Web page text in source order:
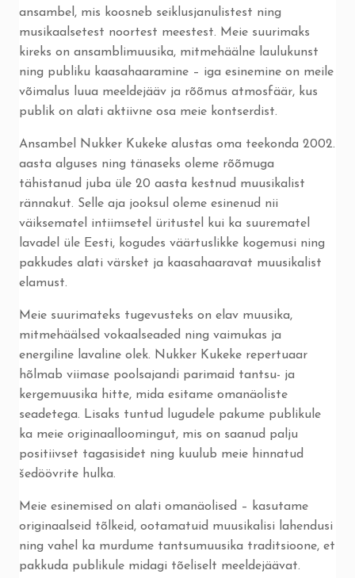
ansambel, mis koosneb seiklusjanulistest ning
musikaalsetest noortest meestest. Meie suurimaks
kireks on ansamblimuusika, mitmehäälne laulukunst
ning publiku kaasahaaramine – iga esinemine on meile
võimalus luua meeldejääv ja rõõmus atmosfäär, kus
publik on alati aktiivne osa meie kontserdist.
Ansambel Nukker Kukeke alustas oma teekonda 2002.
aasta alguses ning tänaseks oleme rõõmuga
tähistanud juba üle 20 aasta kestnud muusikalist
rännakut. Selle aja jooksul oleme esinenud nii
väiksematel intiimsetel üritustel kui ka suurematel
lavadel üle Eesti, kogudes väärtuslikke kogemusi ning
pakkudes alati värsket ja kaasahaaravat muusikalist
elamust.
Meie suurimateks tugevusteks on elav muusika,
mitmehäälsed vokaalseaded ning vaimukas ja
energiline lavaline olek. Nukker Kukeke repertuaar
hõlmab viimase poolsajandi parimaid tantsu- ja
kergemuusika hitte, mida esitame omanäoliste
seadetega. Lisaks tuntud lugudele pakume publikule
ka meie originaalloomingut, mis on saanud palju
positiivset tagasisidet ning kuulub meie hinnatud
šedöövrite hulka.
Meie esinemised on alati omanäolised – kasutame
originaalseid tõlkeid, ootamatuid muusikalisi lahendusi
ning vahel ka murdume tantsumuusika traditsioone, et
pakkuda publikule midagi tõeliselt meeldejäävat.